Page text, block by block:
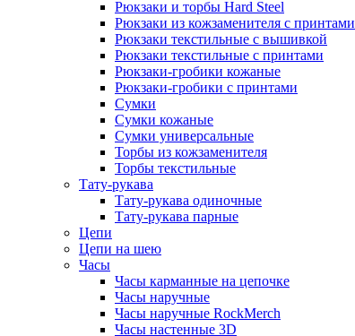
Рюкзаки и торбы Hard Steel
Рюкзаки из кожзаменителя с принтами
Рюкзаки текстильные с вышивкой
Рюкзаки текстильные с принтами
Рюкзаки-гробики кожаные
Рюкзаки-гробики с принтами
Сумки
Сумки кожаные
Сумки универсальные
Торбы из кожзаменителя
Торбы текстильные
Тату-рукава
Тату-рукава одиночные
Тату-рукава парные
Цепи
Цепи на шею
Часы
Часы карманные на цепочке
Часы наручные
Часы наручные RockMerch
Часы настенные 3D